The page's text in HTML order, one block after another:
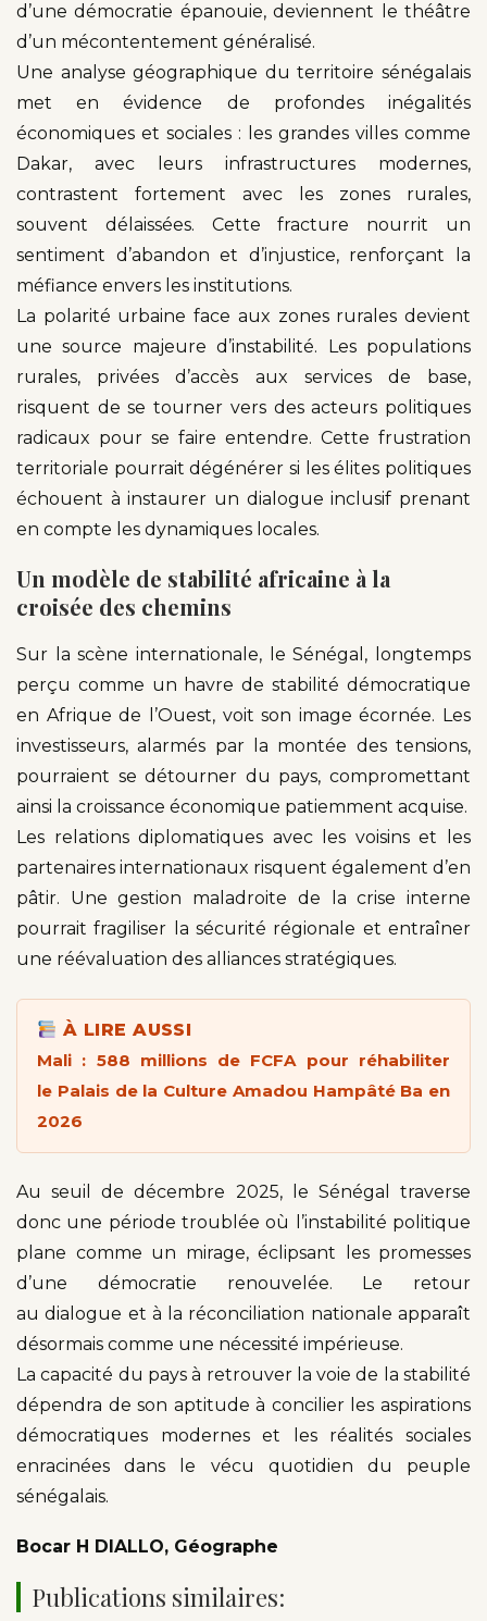
d’une démocratie épanouie, deviennent le théâtre
d’un mécontentement généralisé.
Une analyse géographique du territoire sénégalais
met en évidence de profondes inégalités
économiques et sociales : les grandes villes comme
Dakar, avec leurs infrastructures modernes,
contrastent fortement avec les zones rurales,
souvent délaissées. Cette fracture nourrit un
sentiment d’abandon et d’injustice, renforçant la
méfiance envers les institutions.
La polarité urbaine face aux zones rurales devient
une source majeure d’instabilité. Les populations
rurales, privées d’accès aux services de base,
risquent de se tourner vers des acteurs politiques
radicaux pour se faire entendre. Cette frustration
territoriale pourrait dégénérer si les élites politiques
échouent à instaurer un dialogue inclusif prenant
en compte les dynamiques locales.
Un modèle de stabilité africaine à la
croisée des chemins
Sur la scène internationale, le Sénégal, longtemps
perçu comme un havre de stabilité démocratique
en Afrique de l’Ouest, voit son image écornée. Les
investisseurs, alarmés par la montée des tensions,
pourraient se détourner du pays, compromettant
ainsi la croissance économique patiemment acquise.
Les relations diplomatiques avec les voisins et les
partenaires internationaux risquent également d’en
pâtir. Une gestion maladroite de la crise interne
pourrait fragiliser la sécurité régionale et entraîner
une réévaluation des alliances stratégiques.
À LIRE AUSSI
Mali : 588 millions de FCFA pour réhabiliter
le Palais de la Culture Amadou Hampâté Ba en
2026
Au seuil de décembre 2025, le Sénégal traverse
donc une période troublée où l’instabilité politique
plane comme un mirage, éclipsant les promesses
d’une démocratie renouvelée. Le retour
au dialogue et à la réconciliation nationale apparaît
désormais comme une nécessité impérieuse.
La capacité du pays à retrouver la voie de la stabilité
dépendra de son aptitude à concilier les aspirations
démocratiques modernes et les réalités sociales
enracinées dans le vécu quotidien du peuple
sénégalais.
Bocar H DIALLO, Géographe
Publications similaires: